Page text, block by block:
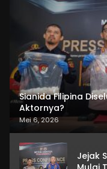
Sianida Filipina
Aktornya?
Mei 6, 2026
Jejak